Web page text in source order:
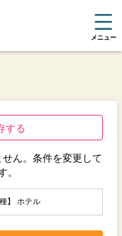
メニュー
する
ん。条件を変更して
種】 ホテル